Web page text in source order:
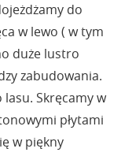
do
w lewo ( w tym
duże lustro
zabudowania.
Skręcamy w
płytami
w piękny